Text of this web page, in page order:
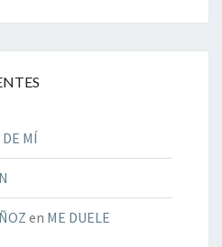
DE MÍ
en ME DUELE